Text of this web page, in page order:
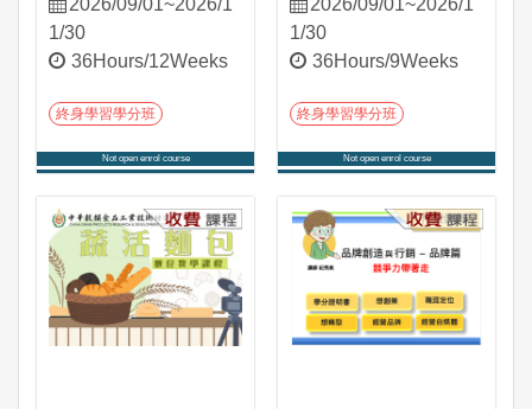
2026/09/01~2026/1
1/30
36Hours/12Weeks
終身學習學分班
Not open enrol course
2026/09/01~2026/1
1/30
36Hours/9Weeks
終身學習學分班
Not open enrol course